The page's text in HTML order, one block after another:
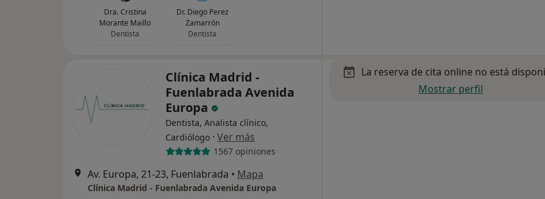
Dra. Cristina
Morante Maillo
Dentista
Dr. Diego Perez
Zamarrón
Dentista
Clínica Madrid -
Fuenlabrada Avenida
Europa
Dentista, Analista clínico,
Cardiólogo · Ver más
1567 opiniones
Av. Europa, 21-23, Fuenlabrada • Mapa
Clínica Madrid - Fuenlabrada Avenida Europa
La reserva de cita online no está
Mostrar perfil